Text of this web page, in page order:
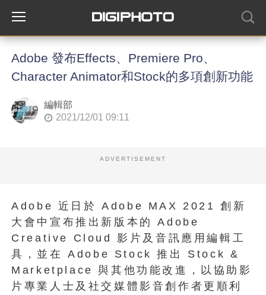
Adobe 發布Effects、Premiere Pro、
Character Animator和Stock的多項創新功能
編輯部
2021/12/01 09:11
ADVERTISEMENT
Adobe 近日於 Adobe MAX 2021 創新
大會中宣布推出新版本的 Adobe
Creative Cloud 影片及音訊應用編輯工
具，並在 Adobe Stock 推出 Stock &
Marketplace 與其他功能改進，以協助影
片專業人士及社交媒體影音創作者更順利